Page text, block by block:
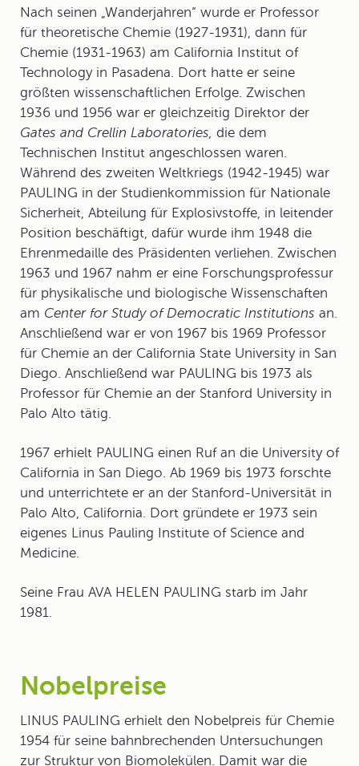
Nach seinen „Wanderjahren“ wurde er Professor
für theoretische Chemie (1927-1931), dann für
Chemie (1931-1963) am California Institut of
Technology in Pasadena. Dort hatte er seine
größten wissenschaftlichen Erfolge. Zwischen
1936 und 1956 war er gleichzeitig Direktor der
Gates and Crellin Laboratories, die dem
Technischen Institut angeschlossen waren.
Während des zweiten Weltkriegs (1942-1945) war
PAULING in der Studienkommission für Nationale
Sicherheit, Abteilung für Explosivstoffe, in leitender
Position beschäftigt, dafür wurde ihm 1948 die
Ehrenmedaille des Präsidenten verliehen. Zwischen
1963 und 1967 nahm er eine Forschungsprofessur
für physikalische und biologische Wissenschaften
am Center for Study of Democratic Institutions an.
Anschließend war er von 1967 bis 1969 Professor
für Chemie an der California State University in San
Diego. Anschließend war PAULING bis 1973 als
Professor für Chemie an der Stanford University in
Palo Alto tätig.
1967 erhielt PAULING einen Ruf an die University of
California in San Diego. Ab 1969 bis 1973 forschte
und unterrichtete er an der Stanford-Universität in
Palo Alto, California. Dort gründete er 1973 sein
eigenes Linus Pauling Institute of Science and
Medicine.
Seine Frau AVA HELEN PAULING starb im Jahr
1981.
Nobelpreise
LINUS PAULING erhielt den Nobelpreis für Chemie
1954 für seine bahnbrechenden Untersuchungen
zur Struktur von Biomolekülen. Damit war die